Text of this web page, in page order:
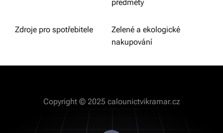
předměty
Zdroje pro spotřebitele
Zelené a ekologické
nakupování
Copyright © 2025 calounictvikramar.cz